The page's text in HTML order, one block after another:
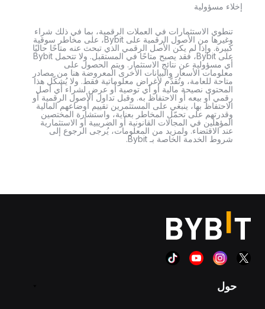
إخلاء مسؤولية
تنطوي الاستثمارات في العملات الرقمية، بما في ذلك شراء
وغيرها من الأصول الرقمية على Bybit، على مخاطر سوقية
كبيرة. وإذا لم يكن الأصل الرقمي الذي تبحث عنه متاحًا حاليًا
على Bybit، فقد يصبح متاحًا في المستقبل. ولا تتحمل Bybit
أي مسؤولية عن نتائج الاستثمار. ويتم الحصول على
معلومات الأسعار والبيانات الأخرى المعروضة هنا من مصادر
متاحة للعامة، وتُقدَّم لأغراض معلوماتية فقط. ولا يُشكّل هذا
المحتوى نصيحة مالية أو أي توصية أو عرض لشراء أي أصل
رقمي أو بيعه أو الاحتفاظ به. وقبل تداول الأصول الرقمية أو
الاحتفاظ بها، ينبغي على المستثمرين تقييم أوضاعهم المالية
وقدرتهم على تحمّل المخاطر بعناية، واستشارة المختصين
المؤهلين في المجالات القانونية أو الضريبية أو الاستثمارية
عند الاقتضاء. ولمزيد من المعلومات، يُرجى الرجوع إلى
شروط الخدمة الخاصة بـ Bybit.
حول